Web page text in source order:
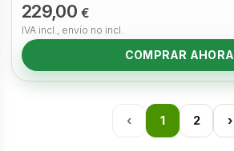
229,00€
IVA incl., envío no incl.
COMPRAR AHORA
‹ 1 2 ›